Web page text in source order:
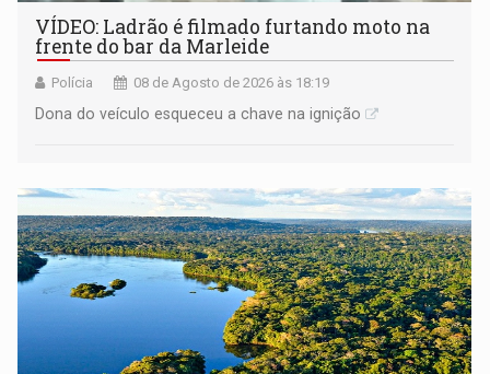
VÍDEO: Ladrão é filmado furtando moto na
frente do bar da Marleide
Polícia 08 de Agosto de 2026 às 18:19
Dona do veículo esqueceu a chave na ignição